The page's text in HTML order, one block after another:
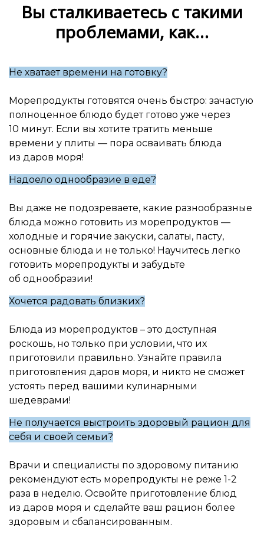
Вы сталкиваетесь с такими
проблемами, как…
Не хватает времени на готовку?
Морепродукты готовятся очень быстро: зачастую
полноценное блюдо будет готово уже через
10 минут. Если вы хотите тратить меньше
времени у плиты — пора осваивать блюда
из даров моря!
Надоело однообразие в еде?
Вы даже не подозреваете, какие разнообразные
блюда можно готовить из морепродуктов —
холодные и горячие закуски, салаты, пасту,
основные блюда и не только! Научитесь легко
готовить морепродукты и забудьте
об однообразии!
Хочется радовать близких?
Блюда из морепродуктов – это доступная
роскошь, но только при условии, что их
приготовили правильно. Узнайте правила
приготовления даров моря, и никто не сможет
устоять перед вашими кулинарными
шедеврами!
Не получается выстроить здоровый рацион для
себя и своей семьи?
Врачи и специалисты по здоровому питанию
рекомендуют есть морепродукты не реже 1-2
раза в неделю. Освойте приготовление блюд
из даров моря и сделайте ваш рацион более
здоровым и сбалансированным.